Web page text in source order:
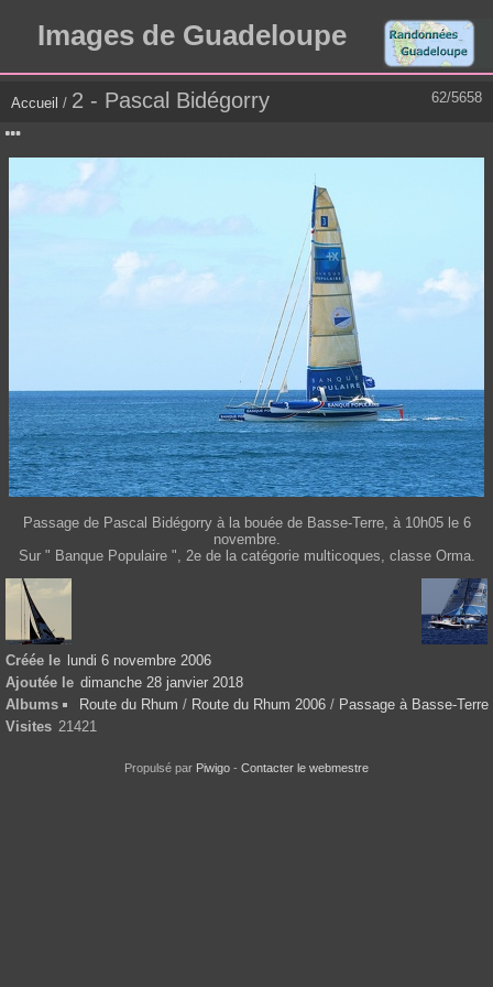
Images de Guadeloupe
62/5658
Accueil / 2 - Pascal Bidégorry
Passage de Pascal Bidégorry à la bouée de Basse-Terre, à 10h05 le 6
novembre.
Sur " Banque Populaire ", 2e de la catégorie multicoques, classe Orma.
Créée le
lundi 6 novembre 2006
Ajoutée le dimanche 28 janvier 2018
Albums
Route du Rhum / Route du Rhum 2006 / Passage à Basse-Terre
Visites 21421
Propulsé par Piwigo - Contacter le webmestre